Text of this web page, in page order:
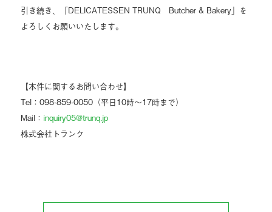
引き続き、「DELICATESSEN TRUNQ Butcher & Bakery」を
よろしくお願いいたします。
【本件に関するお問い合わせ】
Tel：098-859-0050（平日10時～17時まで）
Mail： inquiry05@trunq.jp
株式会社トランク